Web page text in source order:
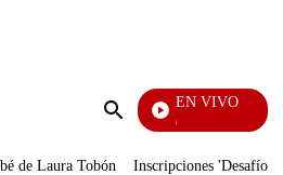
Enviar
EN VIVO
Pura Diversión
de Laura Tobón Inscripciones 'Desafío'